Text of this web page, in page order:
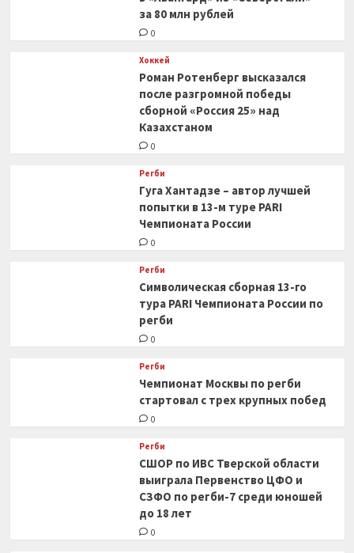
за 80 млн рублей
0
Хоккей
Роман Ротенберг высказался
после разгромной победы
сборной «Россия 25» над
Казахстаном
0
Регби
Гуга Хантадзе – автор лучшей
попытки в 13-м туре PARI
Чемпионата России
0
Регби
Символическая сборная 13-го
тура PARI Чемпионата России по
регби
0
Регби
Чемпионат Москвы по регби
стартовал с трех крупных побед
0
Регби
СШОР по ИВС Тверской области
выиграла Первенство ЦФО и
СЗФО по регби-7 среди юношей
до 18 лет
0